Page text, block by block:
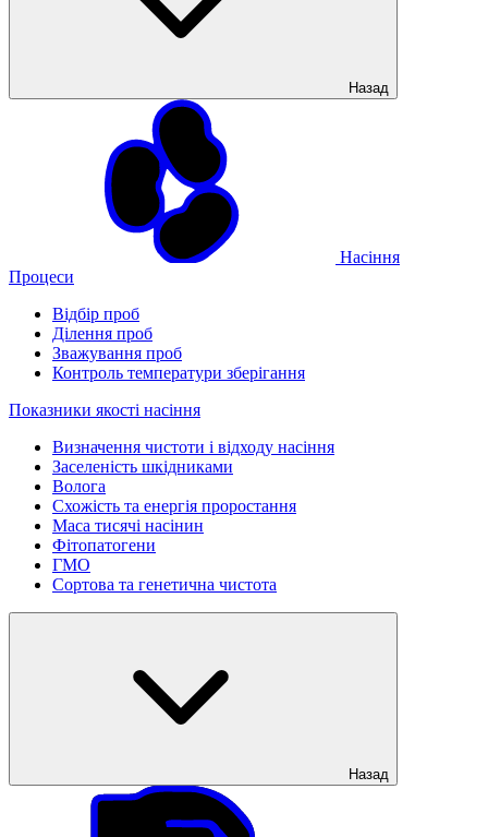
Назад
Насіння
Процеси
Відбір проб
Ділення проб
Зважування проб
Контроль температури зберігання
Показники якості насіння
Визначення чистоти і відходу насіння
Заселеність шкідниками
Волога
Схожість та енергія проростання
Маса тисячі насінин
Фітопатогени
ГМО
Сортова та генетична чистота
Назад